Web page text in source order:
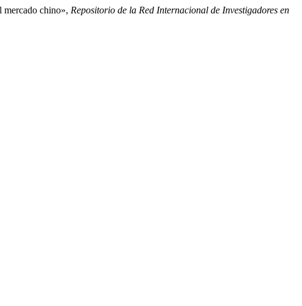
mercado chino», Repositorio de la Red Internacional de Investigadores en